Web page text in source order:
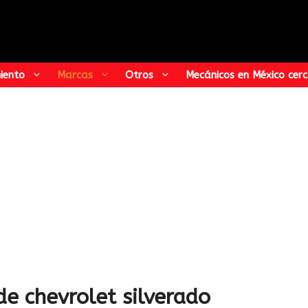
Marcas Otros Mecánicos en México​
chevrolet silverado